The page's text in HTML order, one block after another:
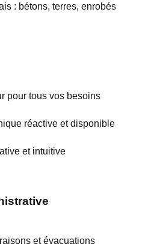
: bétons, terres, enrobés
pour tous vos besoins
réactive et disponible
et intuitive
et évacuations